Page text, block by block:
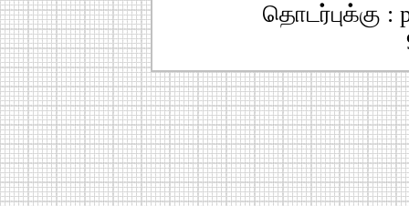
தொடர்புக்கு :